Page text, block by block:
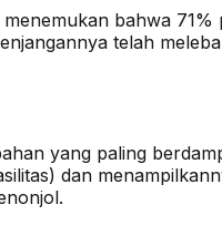
bahwa 71%
telah
yang paling
dan